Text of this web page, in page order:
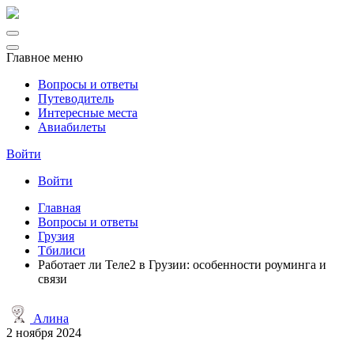
Главное меню
Вопросы и ответы
Путеводитель
Интересные места
Авиабилеты
Войти
Войти
Главная
Вопросы и ответы
Грузия
Тбилиси
Работает ли Теле2 в Грузии: особенности роуминга и
связи
Алина
2 ноября 2024